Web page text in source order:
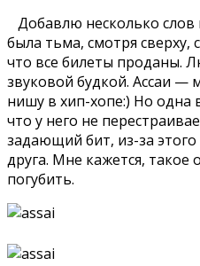
Добавлю несколько
была тьма, смотря
что все билеты проданы.
звуковой будкой. Ассаи —
нишу в хип-хопе:) Но одна
что у него не
задающий бит, из-за
друга. Мне кажется, такое
погубить.